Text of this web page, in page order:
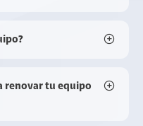
renovar tu equipo